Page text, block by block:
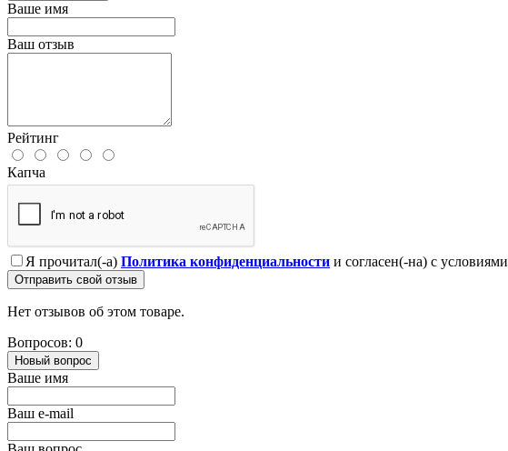
Ваше имя
Ваш отзыв
Рейтинг
Капча
Я прочитал(-а) Политика конфиденциальности и согласен(-на) с условиями
Отправить свой отзыв
Нет отзывов об этом товаре.
Вопросов: 0
Новый вопрос
Ваше имя
Ваш e-mail